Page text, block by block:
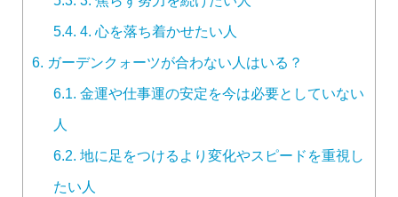
5.4. 4. 心を落ち着かせたい人
6. ガーデンクォーツが合わない人はいる？
6.1. 金運や仕事運の安定を今は必要としていない
人
6.2. 地に足をつけるより変化やスピードを重視し
たい人